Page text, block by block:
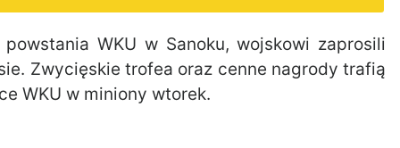
WKU w Sanoku, wojskowi zaprosili
Zwycięskie trofea oraz cenne nagrody trafią
WKU w miniony wtorek.